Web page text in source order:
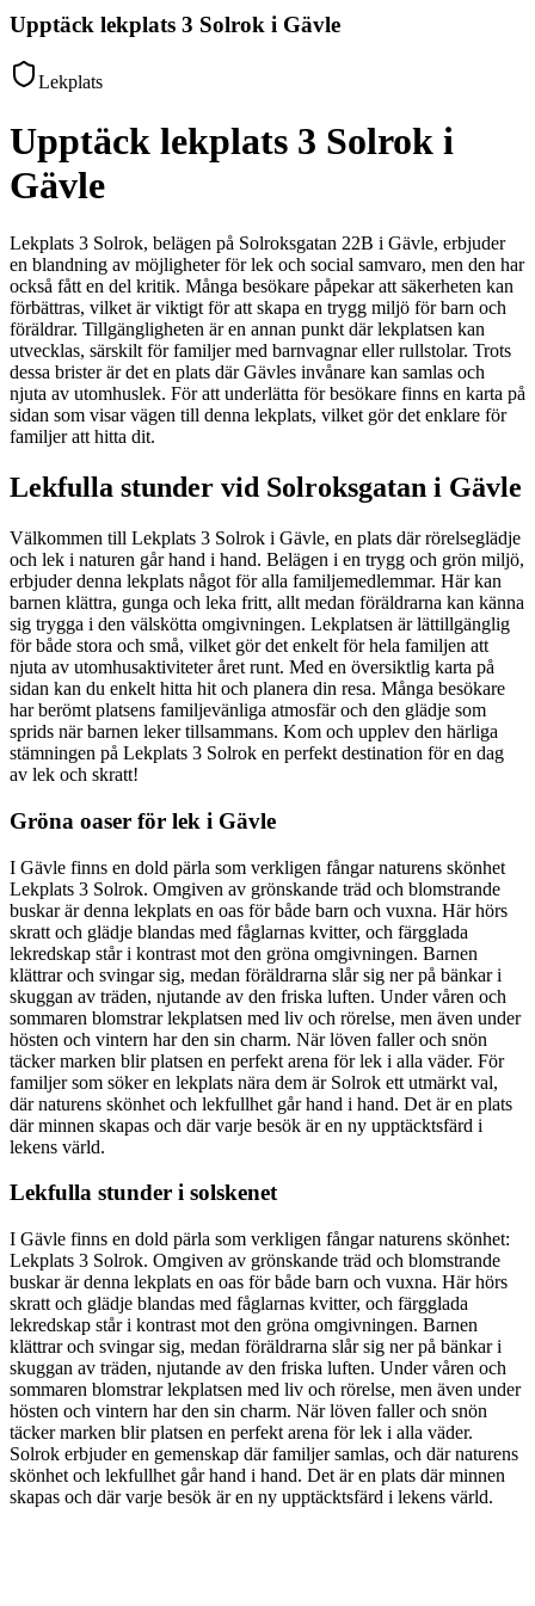
Upptäck lekplats 3 Solrok i Gävle
Lekplats
Upptäck lekplats 3 Solrok i
Gävle
Lekplats 3 Solrok, belägen på Solroksgatan 22B i Gävle, erbjuder
en blandning av möjligheter för lek och social samvaro, men den har
också fått en del kritik. Många besökare påpekar att säkerheten kan
förbättras, vilket är viktigt för att skapa en trygg miljö för barn och
föräldrar. Tillgängligheten är en annan punkt där lekplatsen kan
utvecklas, särskilt för familjer med barnvagnar eller rullstolar. Trots
dessa brister är det en plats där Gävles invånare kan samlas och
njuta av utomhuslek. För att underlätta för besökare finns en karta på
sidan som visar vägen till denna lekplats, vilket gör det enklare för
familjer att hitta dit.
Lekfulla stunder vid Solroksgatan i Gävle
Välkommen till Lekplats 3 Solrok i Gävle, en plats där rörelseglädje
och lek i naturen går hand i hand. Belägen i en trygg och grön miljö,
erbjuder denna lekplats något för alla familjemedlemmar. Här kan
barnen klättra, gunga och leka fritt, allt medan föräldrarna kan känna
sig trygga i den välskötta omgivningen. Lekplatsen är lättillgänglig
för både stora och små, vilket gör det enkelt för hela familjen att
njuta av utomhusaktiviteter året runt. Med en översiktlig karta på
sidan kan du enkelt hitta hit och planera din resa. Många besökare
har berömt platsens familjevänliga atmosfär och den glädje som
sprids när barnen leker tillsammans. Kom och upplev den härliga
stämningen på Lekplats 3 Solrok en perfekt destination för en dag
av lek och skratt!
Gröna oaser för lek i Gävle
I Gävle finns en dold pärla som verkligen fångar naturens skönhet
Lekplats 3 Solrok. Omgiven av grönskande träd och blomstrande
buskar är denna lekplats en oas för både barn och vuxna. Här hörs
skratt och glädje blandas med fåglarnas kvitter, och färgglada
lekredskap står i kontrast mot den gröna omgivningen. Barnen
klättrar och svingar sig, medan föräldrarna slår sig ner på bänkar i
skuggan av träden, njutande av den friska luften. Under våren och
sommaren blomstrar lekplatsen med liv och rörelse, men även under
hösten och vintern har den sin charm. När löven faller och snön
täcker marken blir platsen en perfekt arena för lek i alla väder. För
familjer som söker en lekplats nära dem är Solrok ett utmärkt val,
där naturens skönhet och lekfullhet går hand i hand. Det är en plats
där minnen skapas och där varje besök är en ny upptäcktsfärd i
lekens värld.
Lekfulla stunder i solskenet
I Gävle finns en dold pärla som verkligen fångar naturens skönhet:
Lekplats 3 Solrok. Omgiven av grönskande träd och blomstrande
buskar är denna lekplats en oas för både barn och vuxna. Här hörs
skratt och glädje blandas med fåglarnas kvitter, och färgglada
lekredskap står i kontrast mot den gröna omgivningen. Barnen
klättrar och svingar sig, medan föräldrarna slår sig ner på bänkar i
skuggan av träden, njutande av den friska luften. Under våren och
sommaren blomstrar lekplatsen med liv och rörelse, men även under
hösten och vintern har den sin charm. När löven faller och snön
täcker marken blir platsen en perfekt arena för lek i alla väder.
Solrok erbjuder en gemenskap där familjer samlas, och där naturens
skönhet och lekfullhet går hand i hand. Det är en plats där minnen
skapas och där varje besök är en ny upptäcktsfärd i lekens värld.